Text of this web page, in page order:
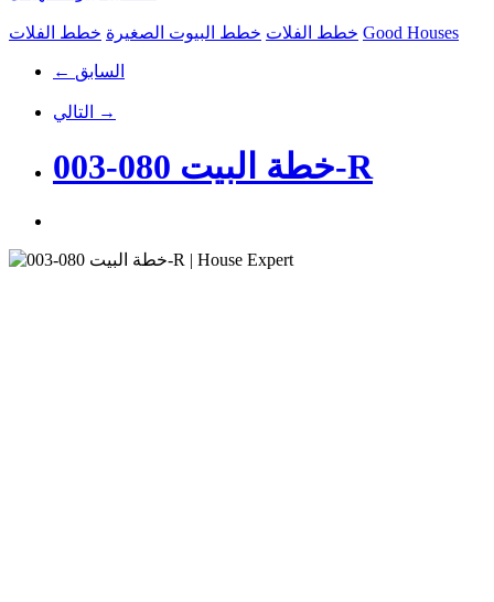
خطط الفلات خطط البيوت الصغيرة خطط الفلات Good Houses
← السابق
التالي →
خطة البيت 080-003-R